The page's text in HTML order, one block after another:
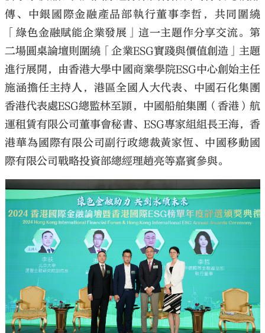
傳、中銀國際金融產品部執行董事李哲，共同圍繞
「綠色金融賦能企業發展」這一主題作分享交流。第
二場圓桌論壇則圍繞「企業ESG實踐與價值創造」主題
進行展開，由香港大學中國商業學院ESG中心創始主任
施涵擔任主持人，港區全國人大代表、中國石化集團
香港代表處ESG總監林至頴，中國船舶集團（香港）航
運租賃有限公司董事會秘書、ESG專家組組長王海，香
港華為國際有限公司副行政總裁黃家恆、中國移動國
際有限公司戰略投資部總經理趙亮等嘉賓參與。